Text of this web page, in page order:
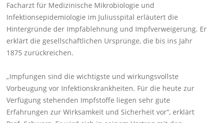
Facharzt für Medizinische Mikrobiologie und
Infektionsepidemiologie im Juliusspital erläutert die
Hintergründe der Impfablehnung und Impfverweigerung. Er
erklärt die gesellschaftlichen Ursprünge, die bis ins Jahr
1875 zurückreichen.
„Impfungen sind die wichtigste und wirkungsvollste
Vorbeugung vor Infektionskrankheiten. Für die heute zur
Verfügung stehenden Impfstoffe liegen sehr gute
Erfahrungen zur Wirksamkeit und Sicherheit vor“, erklärt